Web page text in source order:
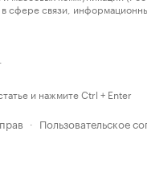
сфере связи,
и нажмите Ctrl + Enter
· Пользовательское